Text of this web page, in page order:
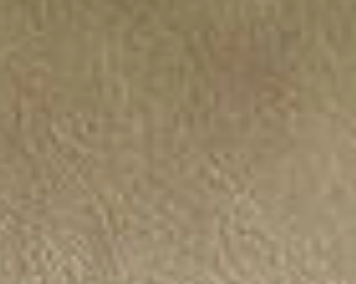
la tendance incontournable parmi les jardiniers
cette ressource précieuse. Cette astuce
vous pouvez vous aussi adopter cette méthode
de pluie : une solution